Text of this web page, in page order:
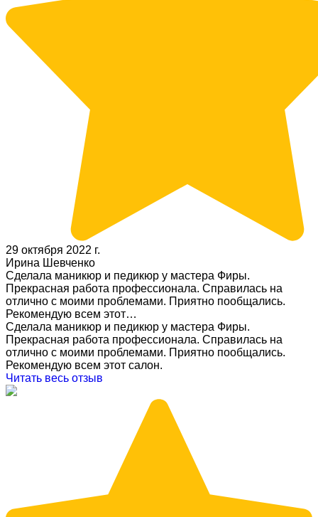
29 октября 2022 г.
Ирина Шевченко
Сделала маникюр и педикюр у мастера Фиры.
Прекрасная работа профессионала. Справилась на
отлично с моими проблемами. Приятно пообщались.
Рекомендую всем этот…
Сделала маникюр и педикюр у мастера Фиры.
Прекрасная работа профессионала. Справилась на
отлично с моими проблемами. Приятно пообщались.
Рекомендую всем этот салон.
Читать весь отзыв